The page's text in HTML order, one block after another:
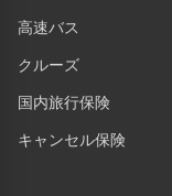
高速バス
クルーズ
国内旅行保険
キャンセル保険